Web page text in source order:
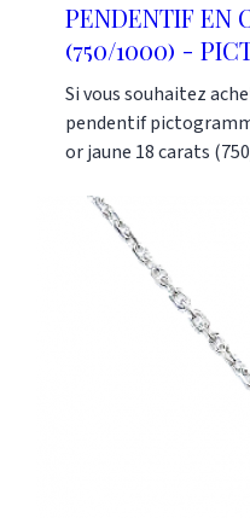
PENDENTIF EN
(750/1000) -
SPORTIF
Si vous souhaitez
pendentif
or jaune 18 carats
en or jaune ou en or
faire en d'autres
30mm). La collection
comprend plusieurs
bonne idée de
et sportives. Ces
notre atelier. Ils sont
dans notre boutique
du Temple dans le 3e
Pour plus
contacter au : 01 48